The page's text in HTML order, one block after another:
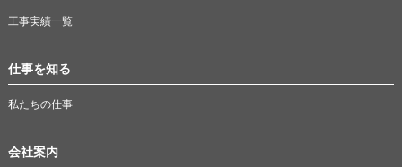
工事実績一覧
仕事を知る
私たちの仕事
会社案内